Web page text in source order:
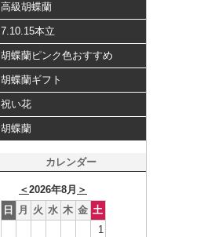
高級胡蝶蘭
7.10.15本立
胡蝶蘭ピンク色おすすめ
胡蝶蘭ギフト
祝い花
胡蝶蘭
カレンダー
＜2026年8月 ＞
日
月 火 水 木 金 土
1